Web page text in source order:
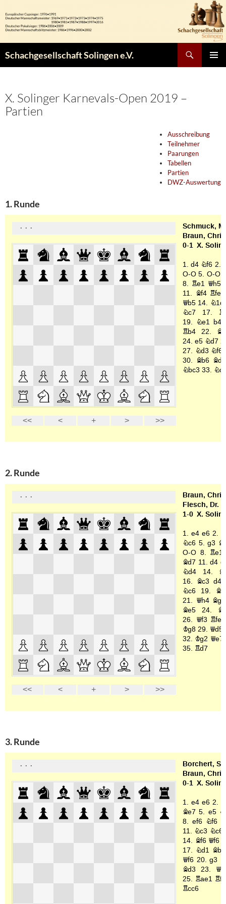
Inhalt
springen
Schachgesellschaft Solingen e.V.
X. Solinger Karnevals-Open 2019 –
Partien
Ausschreibung
Teilnehmer
Paarungen
Tabellen
Partien
DWZ-Auswertung
1. Runde
2. Runde
3. Runde